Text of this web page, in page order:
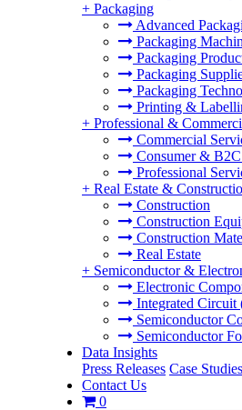
+ Packaging
Advanced
Packaging
Packaging
Packaging
Packaging
Printing &
+ Professional &
Commercial
Consumer &
Professional
+ Real Estate &
Construction
Construction
Construction
Real Estate
+ Semiconductor &
Electronic
Integrated Circuit
Semiconductor
Semiconductor
Data Insights
Press Releases Case Studies
Contact Us
0